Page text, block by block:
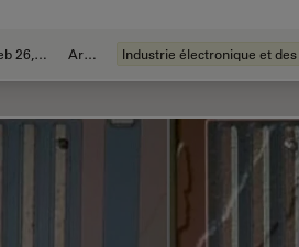
Feb 26, 2026 Article